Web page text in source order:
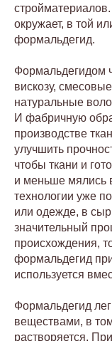
стройматериалов.
окружает, в той
формальдегид.
Формальдегидом
вискозу,
натуральные
И фабричную
производстве
улучшить
чтобы ткани и
и меньше мялись
технологии уже
или одежде, в
значительный
происхождения,
формальдегид
используется
Формальдегид
веществами, в
растворяется.